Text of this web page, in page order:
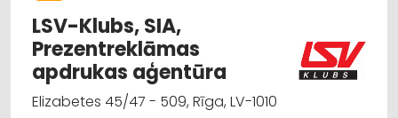
LSV-Klubs, SIA,
Prezentreklāmas
apdrukas aģentūra
Elizabetes 45/47 - 509, Rīga, LV-1010